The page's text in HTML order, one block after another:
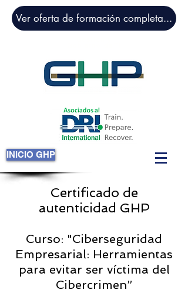
Ver oferta de formación completa...
INICIO GHP
Certificado de
autenticidad GHP
Curso: "Ciberseguridad
Empresarial: Herramientas
para evitar ser víctima del
Cibercrimen”